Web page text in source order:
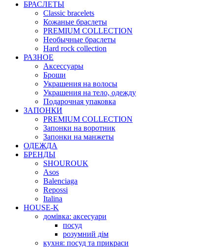
БРАСЛЕТЫ
Classic bracelets
Кожаные браслеты
PREMIUM COLLECTION
Необычные браслеты
Hard rock collection
РАЗНОЕ
Аксессуары
Броши
Украшения на волосы
Украшения на тело, одежду
Подарочная упаковка
ЗАПОНКИ
PREMIUM COLLECTION
Запонки на воротник
Запонки на манжеты
ОДЕЖДА
БРЕНДЫ
SHOUROUK
Asos
Balenciaga
Repossi
Italina
HOUSE-K
домівка: аксесуари
посуд
розумний дім
кухня: посуд та прикраси